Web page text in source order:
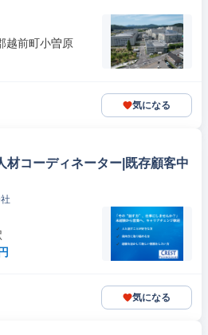
越前町小曽原
気になる
材コーディネーター|既存顧客中
気になる